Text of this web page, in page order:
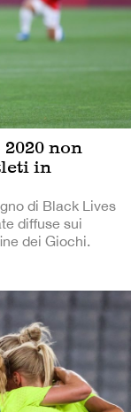
non
in
di Black Lives
diffuse sui
dei Giochi.